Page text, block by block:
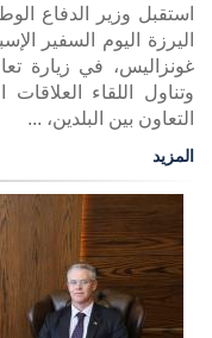
استقبل وزير الدفاع
اليرزة اليوم السفير
غونزاليس، في زيارة
وتناول اللقاء العلاقات
التعاون بين البلدين، ...
المزيد